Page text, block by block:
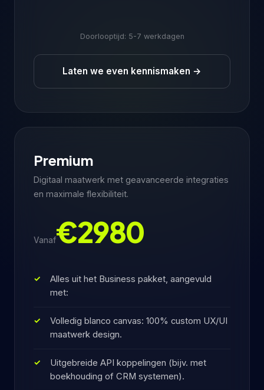
Doorlooptijd: 5-7 werkdagen
Laten we even kennismaken →
Premium
Digitaal maatwerk met geavanceerde integraties
en maximale flexibiliteit.
Vanaf€2980
Alles uit het Business pakket, aangevuld
met:
Volledig blanco canvas: 100% custom UX/UI
maatwerk design.
Uitgebreide API koppelingen (bijv. met
boekhouding of CRM systemen).